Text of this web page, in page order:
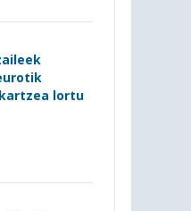
lortu